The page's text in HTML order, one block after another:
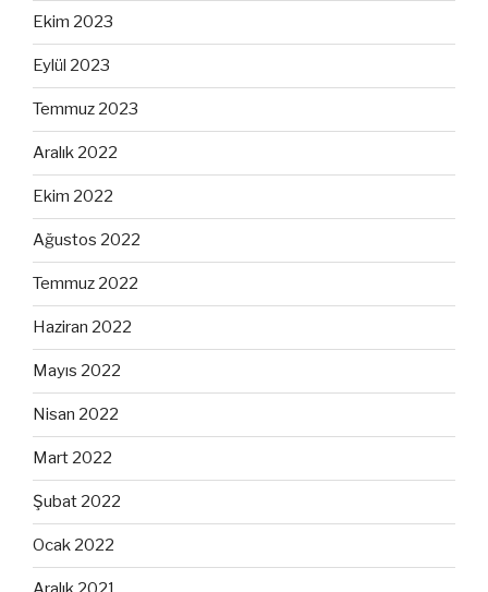
Ekim 2023
Eylül 2023
Temmuz 2023
Aralık 2022
Ekim 2022
Ağustos 2022
Temmuz 2022
Haziran 2022
Mayıs 2022
Nisan 2022
Mart 2022
Şubat 2022
Ocak 2022